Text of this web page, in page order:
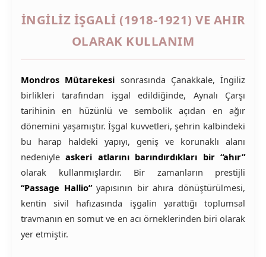
İNGILIZ İŞGALI (1918-1921) VE AHIR
OLARAK KULLANIM
Mondros Mütarekesi sonrasında Çanakkale, İngiliz
birlikleri tarafından işgal edildiğinde, Aynalı Çarşı
tarihinin en hüzünlü ve sembolik açıdan en ağır
dönemini yaşamıştır. İşgal kuvvetleri, şehrin kalbindeki
bu harap haldeki yapıyı, geniş ve korunaklı alanı
nedeniyleaskeri atlarını barındırdıkları bir “ahır”
olarak kullanmışlardır. Bir zamanların prestijli
“Passage Hallio”yapısının bir ahıra dönüştürülmesi,
kentin sivil hafızasında işgalin yarattığı toplumsal
travmanın en somut ve en acı örneklerinden biri olarak
yer etmiştir.